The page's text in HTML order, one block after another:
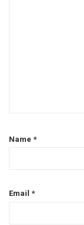
Name *
Email *